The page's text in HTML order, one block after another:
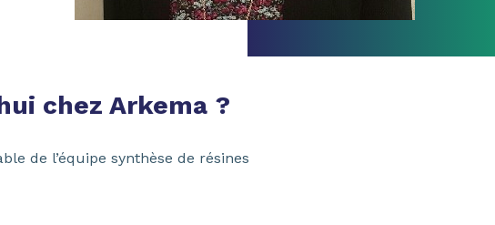
chez Arkema ?
de l’équipe synthèse de résines